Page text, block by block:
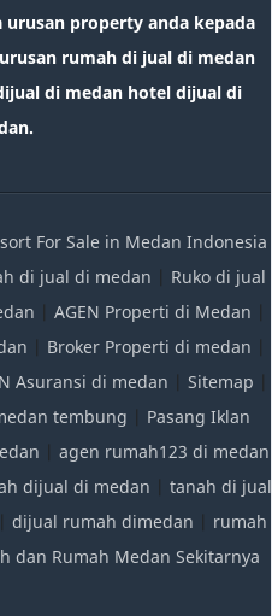
urusan property anda kepada
rumah di jual di medan
di medan hotel dijual di
For Sale in Medan Indonesia
di jual di medan | Ruko di jual
| AGEN Properti di Medan |
| Broker Properti di medan |
Asuransi di medan | Sitemap |
tembung | Pasang Iklan
| agen rumah123 di medan
dijual di medan | tanah di jual
| dijual rumah dimedan | rumah
dan Rumah Medan Sekitarnya